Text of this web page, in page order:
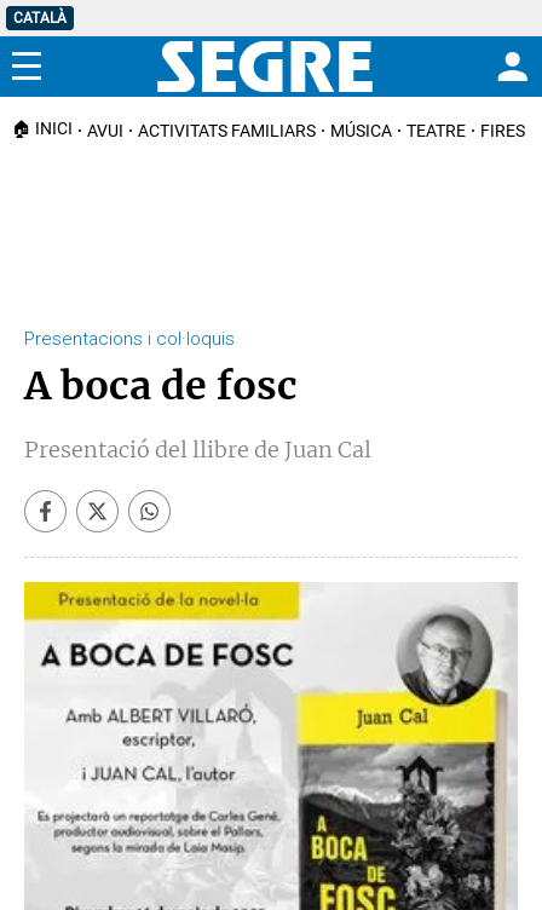
CATALÀ
Menú
🏠 INICI AVUI ACTIVITATS FAMILIARS MÚSICA TEATRE FIRES I
Presentacions i col·loquis
A boca de fosc
Presentació del llibre de Juan Cal